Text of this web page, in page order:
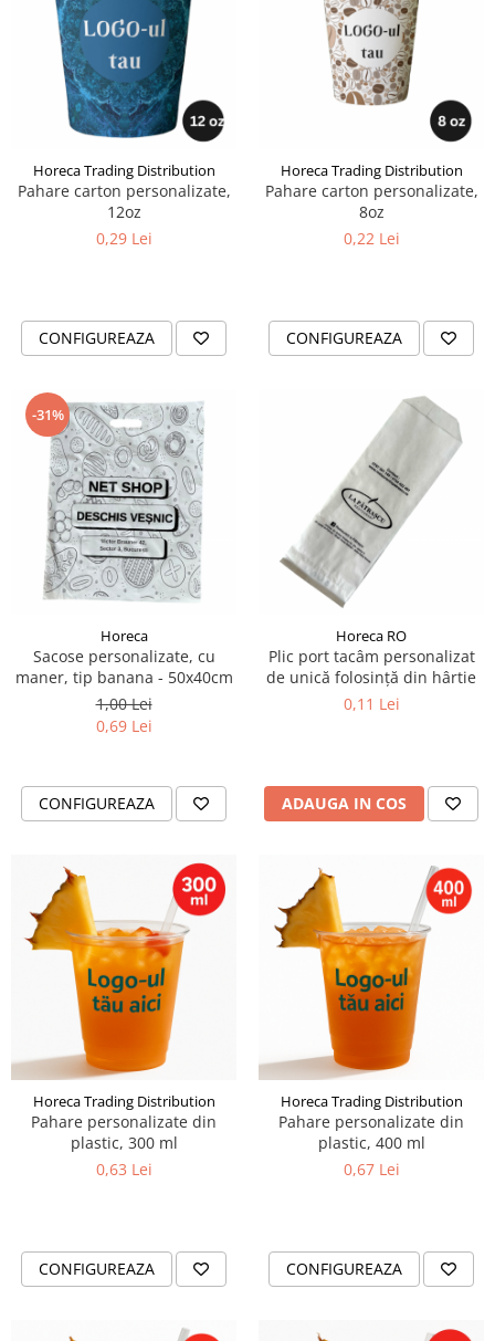
Horeca Trading Distribution
Pahare carton personalizate,
12oz
0,29 Lei
CONFIGUREAZA
Horeca Trading Distribution
Pahare carton personalizate,
8oz
0,22 Lei
CONFIGUREAZA
-31%
Horeca
Sacose personalizate, cu
maner, tip banana - 50x40cm
1,00 Lei
0,69 Lei
CONFIGUREAZA
Horeca RO
Plic port tacâm personalizat
de unică folosință din hârtie
0,11 Lei
ADAUGA IN COS
Horeca Trading Distribution
Pahare personalizate din
plastic, 300 ml
0,63 Lei
CONFIGUREAZA
Horeca Trading Distribution
Pahare personalizate din
plastic, 400 ml
0,67 Lei
CONFIGUREAZA